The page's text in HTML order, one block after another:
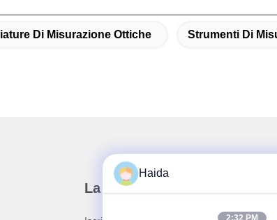
Di Misurazione Ottiche Strumenti Di
La nostra newsletter
Haida
2:32 PM